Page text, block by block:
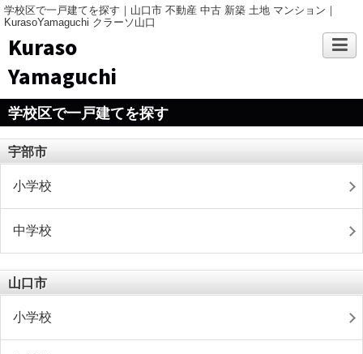
学校区で一戸建てを探す｜山口市 不動産 中古 新築 土地 マンション｜
KurasoYamaguchi クラーソ山口
Kuraso
Yamaguchi
学校区で一戸建てを探す
宇部市
小学校
中学校
山口市
小学校